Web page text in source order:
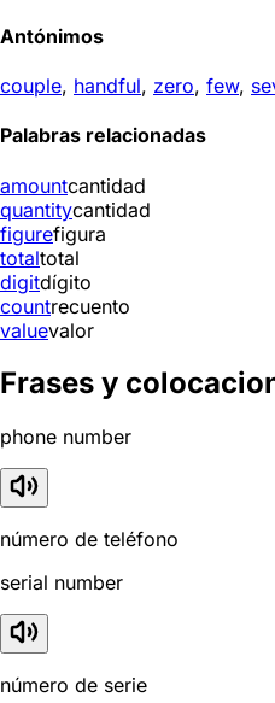
Antónimos
couple, handful, zero, few,
Palabras relacionadas
amountcantidad
quantitycantidad
figurefigura
totaltotal
digitdígito
countrecuento
valuevalor
Frases y
phone number
número de teléfono
serial number
número de serie